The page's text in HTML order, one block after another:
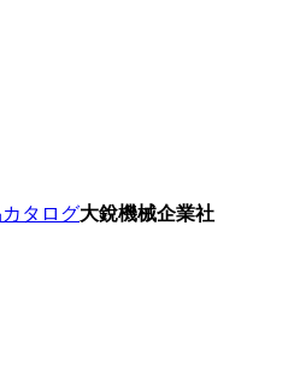
タログ大銳機械企業社